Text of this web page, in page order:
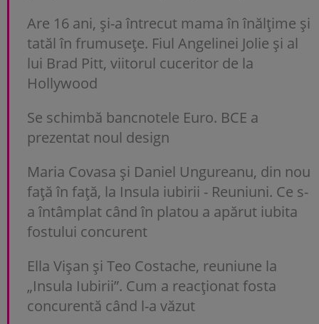
Are 16 ani, și-a întrecut mama în înălțime și
tatăl în frumusețe. Fiul Angelinei Jolie și al
lui Brad Pitt, viitorul cuceritor de la
Hollywood
Se schimbă bancnotele Euro. BCE a
prezentat noul design
Maria Covasa și Daniel Ungureanu, din nou
față în față, la Insula iubirii - Reuniuni. Ce s-
a întâmplat când în platou a apărut iubita
fostului concurent
Ella Vișan și Teo Costache, reuniune la
„Insula Iubirii”. Cum a reacționat fosta
concurentă când l-a văzut